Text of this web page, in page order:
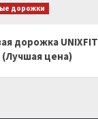
дорожки
дорожка UNIXFIT
(Лучшая цена)